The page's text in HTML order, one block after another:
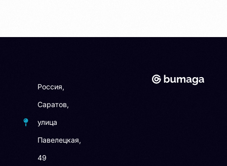
Россия,
Саратов,
улица
Павелецкая,
49